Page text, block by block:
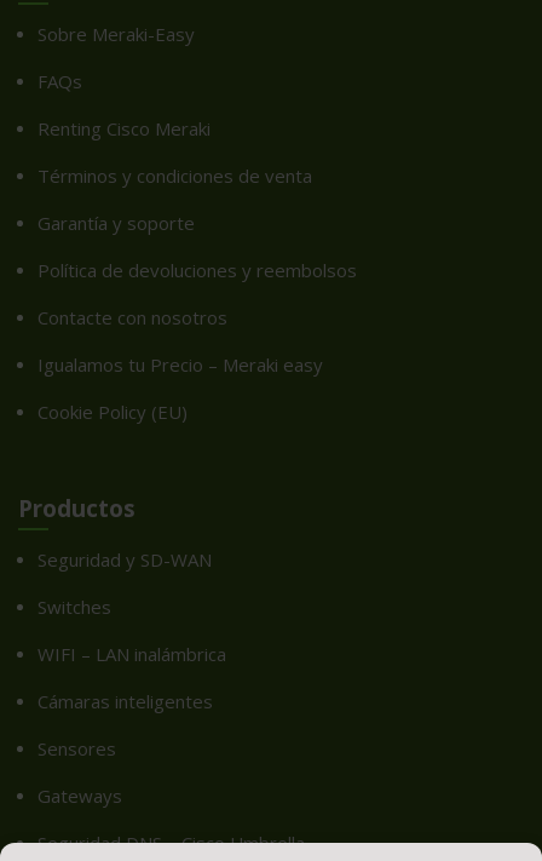
Sobre Meraki-Easy
FAQs
Renting Cisco Meraki
Términos y condiciones de venta
Garantía y soporte
Política de devoluciones y reembolsos
Contacte con nosotros
Igualamos tu Precio – Meraki easy
Cookie Policy (EU)
Productos
Seguridad y SD-WAN
Switches
WIFI – LAN inalámbrica
Cámaras inteligentes
Sensores
Gateways
Seguridad DNS – Cisco Umbrella